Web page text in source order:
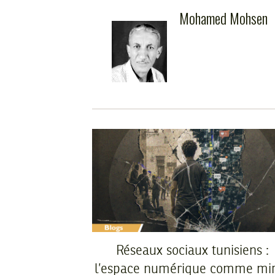
Mohamed Mohsen
Réseaux sociaux tunisiens :
l’espace numérique comme